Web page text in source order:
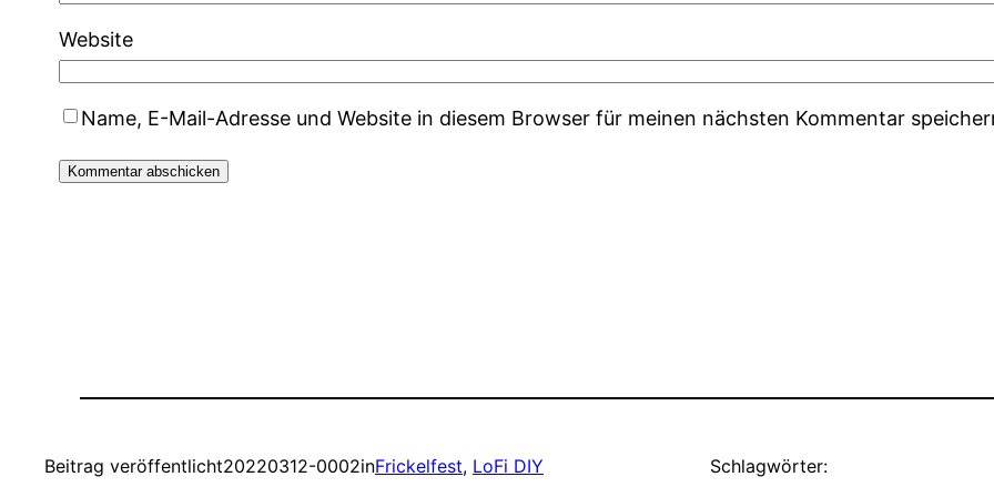
Website
Name, E-Mail-Adresse und Website in diesem Browser für meinen nächsten Kommentar
Beitrag veröffentlicht20220312-0002inFrickelfest, LoFi DIY Schlagwörter: